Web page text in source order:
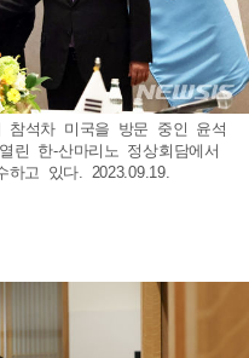
참석차 미국을 방문 중인 윤석
린 한-산마리노 정상회담에서
하고 있다. 2023.09.19.